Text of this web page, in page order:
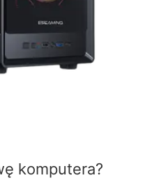
komputera?